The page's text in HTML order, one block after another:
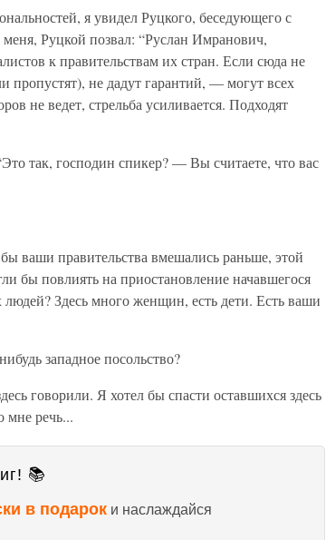
я увидел Руцкого, беседующего с
Руцкой позвал: “Руслан Имранович,
к правительствам их стран. Если сюда не
не дадут гарантий, — могут всех
не ведет, стрельба усиливается. Подходят
так, господин спикер? — Вы считаете, что вас
ваши правительства вмешались раньше, этой
бы повлиять на приостановление начавшегося
Здесь много женщин, есть дети. Есть ваши
западное посольство?
говорили. Я хотел бы спасти оставшихся здесь
мне речь...
📚
в подарок и наслаждайся